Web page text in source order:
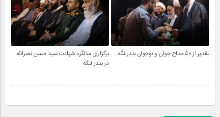
تقدیر از ۵۰ مداح جوان و نوجوان بندرلنگه
برگزاری سالگرد شهادت سید حسن نصرالله
در بندر لنگه